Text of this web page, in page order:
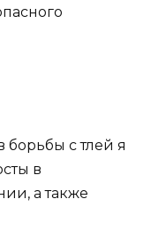
борьбы с тлей я
в
а также